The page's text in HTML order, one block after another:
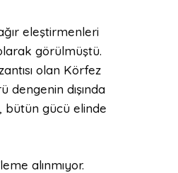
eleştirmenleri
görülmüştü.
olan Körfez
dışında
bütün gücü elinde
alınmıyor.